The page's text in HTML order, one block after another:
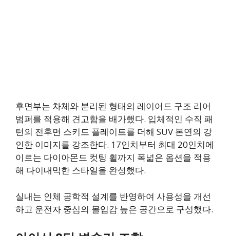
후면부는 차체와 분리된 형태의 레이어드 구조 리어
범퍼를 적용해 견고함을 배가했다. 입체적인 수직 패
턴의 전후면 스키드 플레이트를 더해 SUV 본연의 강
인한 이미지를 강조한다. 17인치부터 최대 20인치에
이르는 다이아몬드 컷팅 휠까지 폭넓은 옵션을 적용
해 다이내믹한 스타일을 완성했다.
실내는 인체 공학적 설계를 반영하여 사용성을 개선
하고 운전자 중심의 몰입감 높은 공간으로 구성했다.